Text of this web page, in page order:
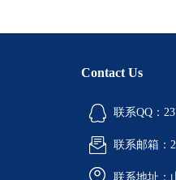
Contact Us
联系QQ：
联系邮箱：
联系地址：